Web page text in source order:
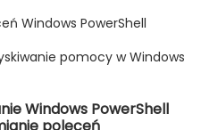
Windows PowerShell
pomocy w Windows
Windows PowerShell